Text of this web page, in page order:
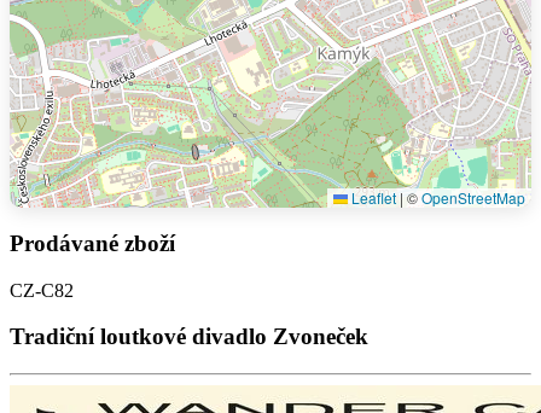
Leaflet | ©OpenStreetMap
Prodávané zboží
CZ-C82
Tradiční loutkové divadlo Zvoneček